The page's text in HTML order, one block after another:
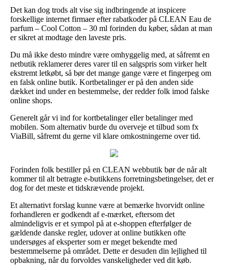
Det kan dog trods alt vise sig indbringende at inspicere
forskellige internet firmaer efter rabatkoder på CLEAN Eau de
parfum – Cool Cotton – 30 ml forinden du køber, sådan at man
er sikret at modtage den laveste pris.
Du må ikke desto mindre være omhyggelig med, at såfremt en
netbutik reklamerer deres varer til en salgspris som virker helt
ekstremt letkøbt, så bør det mange gange være et fingerpeg om
en falsk online butik. Kortbetalinger er på den anden side
dækket ind under en bestemmelse, der redder folk imod falske
online shops.
Generelt går vi ind for kortbetalinger eller betalinger med
mobilen. Som alternativ burde du overveje et tilbud som fx
ViaBill, såfremt du gerne vil klare omkostningerne over tid.
Forinden folk bestiller på en CLEAN webbutik bør de når alt
kommer til alt betragte e-butikkens forretningsbetingelser, det er
dog for det meste et tidskrævende projekt.
Et alternativt forslag kunne være at bemærke hvorvidt online
forhandleren er godkendt af e-mærket, eftersom det
almindeligvis er et sympol på at e-shoppen efterfølger de
gældende danske regler, udover at online butikken ofte
undersøges af eksperter som er meget bekendte med
bestemmelserne på området. Dette er desuden din lejlighed til
opbakning, når du forvoldes vanskeligheder ved dit køb.